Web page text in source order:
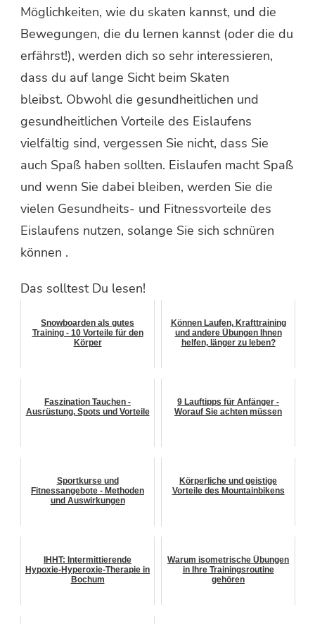
Möglichkeiten, wie du skaten kannst, und die
Bewegungen, die du lernen kannst (oder die du
erfährst!), werden dich so sehr interessieren,
dass du auf lange Sicht beim Skaten
bleibst. Obwohl die gesundheitlichen und
gesundheitlichen Vorteile des Eislaufens
vielfältig sind, vergessen Sie nicht, dass Sie
auch Spaß haben sollten. Eislaufen macht Spaß
und wenn Sie dabei bleiben, werden Sie die
vielen Gesundheits- und Fitnessvorteile des
Eislaufens nutzen, solange Sie sich schnüren
können .
Das solltest Du lesen!
Snowboarden als gutes
Training - 10 Vorteile für den
Körper
Können Laufen, Krafttraining
und andere Übungen Ihnen
helfen, länger zu leben?
Faszination Tauchen -
Ausrüstung, Spots und Vorteile
9 Lauftipps für Anfänger -
Worauf Sie achten müssen
Sportkurse und
Fitnessangebote - Methoden
und Auswirkungen
Körperliche und geistige
Vorteile des Mountainbikens
IHHT: Intermittierende
Hypoxie-Hyperoxie-Therapie in
Bochum
Warum isometrische Übungen
in Ihre Trainingsroutine
gehören